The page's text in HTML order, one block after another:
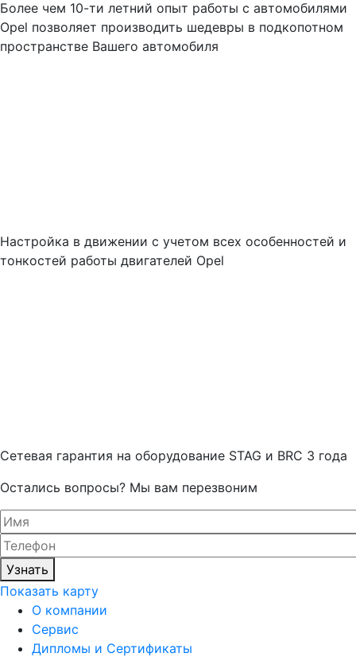
Более чем 10-ти летний опыт работы с автомобилями
Opel позволяет производить шедевры в подкопотном
пространстве Вашего автомобиля
Настройка в движении с учетом всех особенностей и
тонкостей работы двигателей Opel
Cетевая гарантия на оборудование STAG и BRC 3 года
Остались вопросы? Мы вам перезвоним
Узнать
Показать карту
О компании
Сервис
Дипломы и Сертификаты